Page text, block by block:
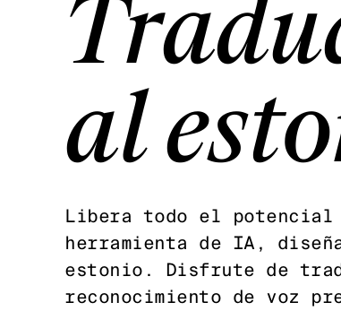
Traducción de vídeos
al
Libera todo el potencial
herramienta de IA,
estonio. Disfrute de
reconocimiento de voz